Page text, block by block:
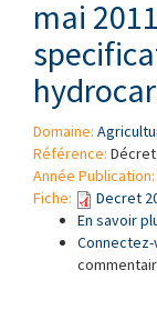
mai
Domaine:
Référence: Décret
Année Publication:
Fiche:
Decret
En savoir
Connectez-